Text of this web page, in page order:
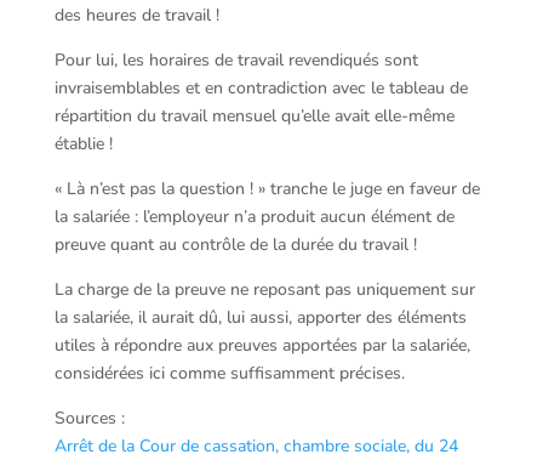
des heures de travail !
Pour lui, les horaires de travail revendiqués sont
invraisemblables et en contradiction avec le tableau de
répartition du travail mensuel qu’elle avait elle-même
établie !
« Là n’est pas la question ! » tranche le juge en faveur de
la salariée : l’employeur n’a produit aucun élément de
preuve quant au contrôle de la durée du travail !
La charge de la preuve ne reposant pas uniquement sur
la salariée, il aurait dû, lui aussi, apporter des éléments
utiles à répondre aux preuves apportées par la salariée,
considérées ici comme suffisamment précises.
Sources :
Arrêt de la Cour de cassation, chambre sociale, du 24